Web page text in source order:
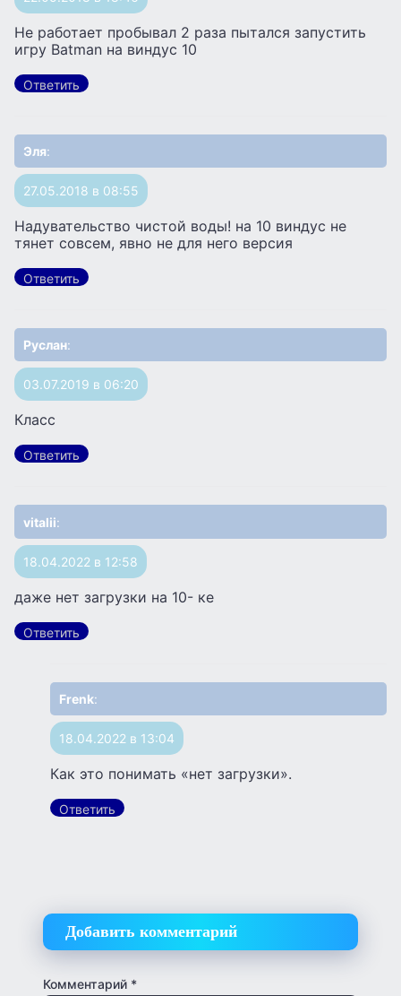
Не работает пробывал 2 раза пытался запустить
игру Batman на виндус 10
Ответить
Эля:
27.05.2018 в 08:55
Надувательство чистой воды! на 10 виндус не
тянет совсем, явно не для него версия
Ответить
Руслан:
03.07.2019 в 06:20
Класс
Ответить
vitalii:
18.04.2022 в 12:58
даже нет загрузки на 10- ке
Ответить
Frenk:
18.04.2022 в 13:04
Как это понимать «нет загрузки».
Ответить
Добавить комментарий
Комментарий *